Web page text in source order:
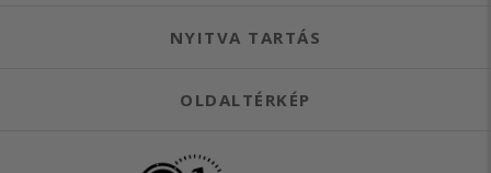
NYITVA TARTÁS
OLDALTÉRKÉP